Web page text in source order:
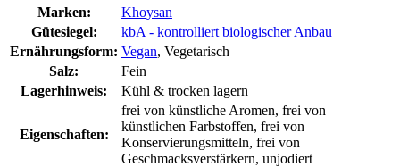
Marken:
Khoysan
Gütesiegel:
kbA - kontrolliert biologischer Anbau
Ernährungsform: Vegan, Vegetarisch
Salz:
Fein
Lagerhinweis:
Kühl & trocken lagern
Eigenschaften:
frei von künstliche Aromen, frei von
künstlichen Farbstoffen, frei von
Konservierungsmitteln, frei von
Geschmacksverstärkern, unjodiert